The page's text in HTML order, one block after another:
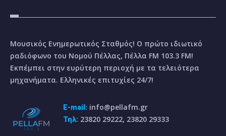
Μουσικός Ενημερωτικός Σταθμός! Ο πρώτο ιδιωτικό
ραδιόφωνο του Νομού Πέλλας, Πέλλα FM 103.3 FM!
Εκπέμπει στην ευρύτερη περιοχή με τα τελειότερα
μηχανήματα. Ελληνικές επιτυχίες 24/7!
E-mail: info@pellafm.gr
Τηλ: 23820 29222, 23820 29333